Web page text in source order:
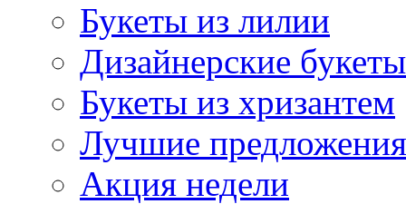
Букеты из лилии
Дизайнерские
Букеты из хризантем
Лучшие предложения
Акция недели